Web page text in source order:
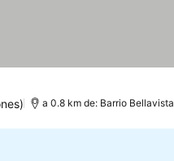
a 0.8 km de: Barrio Bellavista